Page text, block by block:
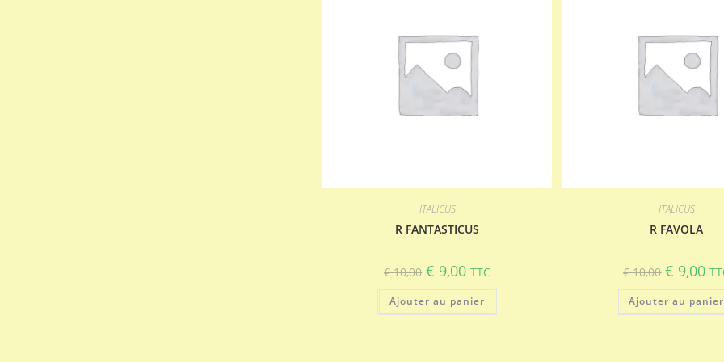
ITALICUS
R FANTASTICUS
€10,00 Le
prix
initial
était :
€ 10,00.
€ 9,00Le
prix
actuel
est :
€ 9,00.
TTC
Ajouter au panier
ITALICUS
R FAVOLA
€10,00 Le
prix
initial
était :
€ 10,00.
€ 9,00Le
est :
€
Ajouter au panier